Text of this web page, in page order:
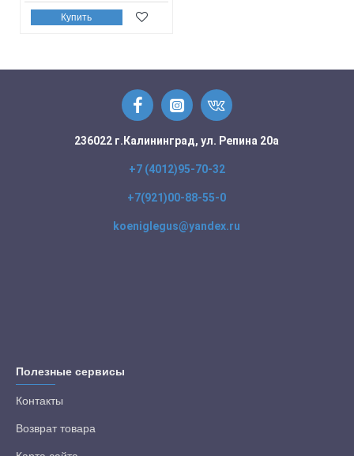
Купить
236022 г.Калининград, ул. Репина 20а
+7 (4012)95-70-32
+7(921)00-88-55-0
koeniglegus@yandex.ru
Полезные сервисы
Контакты
Возврат товара